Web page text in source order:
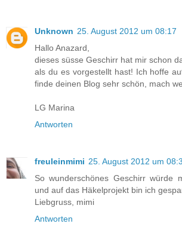
Unknown 25. August 2012 um 08:17
Hallo Anazard,
dieses süsse Geschirr hat mir schon
als du es vorgestellt hast! Ich hoffe
finde deinen Blog sehr schön, mach
LG Marina
Antworten
freuleinmimi 25. August 2012 um
So wunderschönes Geschirr würde
und auf das Häkelprojekt bin ich
Liebgruss, mimi
Antworten